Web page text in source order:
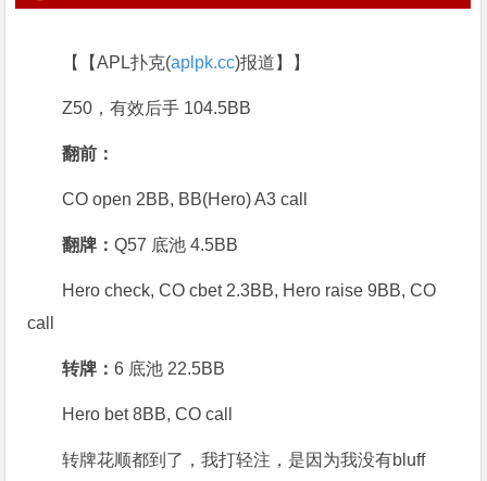
【【APL扑克(aplpk.cc)报道】】
Z50，有效后手 104.5BB
翻前：
CO open 2BB, BB(Hero) A3 call
翻牌：Q57 底池 4.5BB
Hero check, CO cbet 2.3BB, Hero raise 9BB, CO
call
转牌：6 底池 22.5BB
Hero bet 8BB, CO call
转牌花顺都到了，我打轻注，是因为我没有bluff